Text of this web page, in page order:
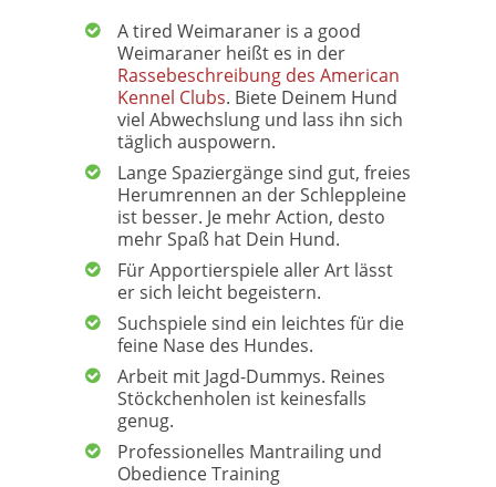
A tired Weimaraner is a good
Weimaraner heißt es in der
Rassebeschreibung des American
Kennel Clubs. Biete Deinem Hund
viel Abwechslung und lass ihn sich
täglich auspowern.
Lange Spaziergänge sind gut, freies
Herumrennen an der Schleppleine
ist besser. Je mehr Action, desto
mehr Spaß hat Dein Hund.
Für Apportierspiele aller Art lässt
er sich leicht begeistern.
Suchspiele sind ein leichtes für die
feine Nase des Hundes.
Arbeit mit Jagd-Dummys. Reines
Stöckchenholen ist keinesfalls
genug.
Professionelles Mantrailing und
Obedience Training